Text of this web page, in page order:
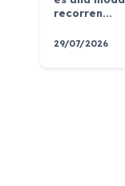
recorren...
29/07/2026